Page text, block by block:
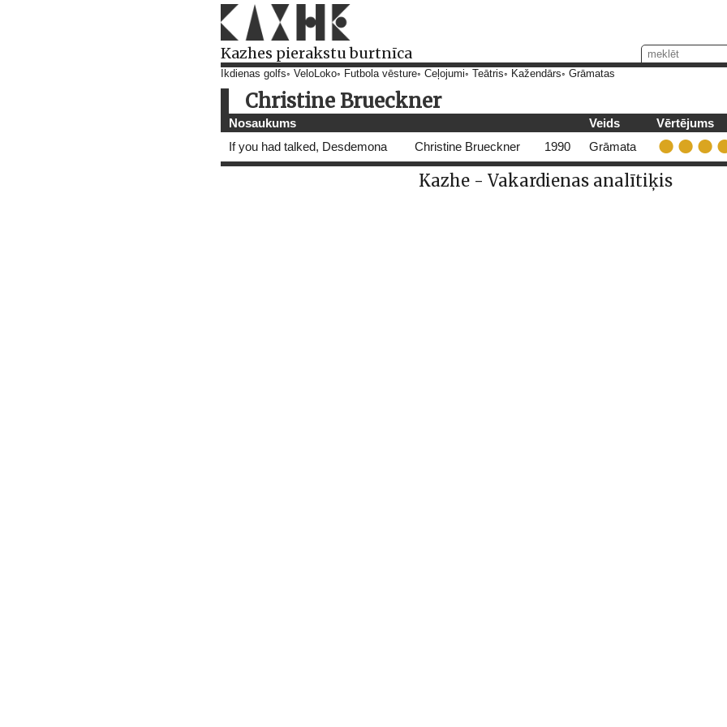
Kazhes pierakstu burtnīca
Ikdienas golfs VeloLoko Futbola vēsture Ceļojumi Teātris Kažendārs Grāmatas
Christine Brueckner
Nosaukums Veids
Vērtējums
If you had talked, Desdemona
Christine Brueckner 1990 Grāmata
Kazhe - Vakardienas analītiķis